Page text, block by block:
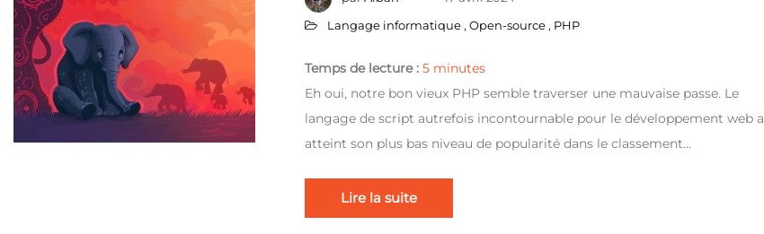
Langage informatique, Open-source, PHP
Temps de lecture : 5 minutes
Eh oui, notre bon vieux PHP semble traverser une mauvaise passe. Le
langage de script autrefois incontournable pour le développement web a
atteint son plus bas niveau de popularité dans le classement…
Lire la suite